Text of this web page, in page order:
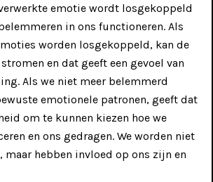
Lezingen
zijn dé manier om meer te leren
werk en wat je kunt verwachten.
emotie wordt losgekoppeld
in ons functioneren. Als
worden losgekoppeld, kan de
en dat geeft een gevoel van
Als we niet meer belemmerd
emotionele patronen, geeft dat
om te kunnen kiezen hoe we
en ons gedragen. We worden niet
maar hebben invloed op ons zijn en